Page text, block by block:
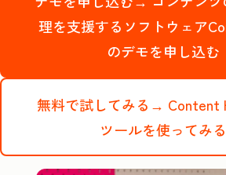
理を支援するソフトウェア
のデモを申し込む
無料で試してみる→ Content
ツールを使ってみる